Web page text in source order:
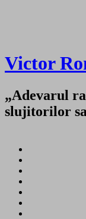
Victor
„Adevarul
slujitorilor